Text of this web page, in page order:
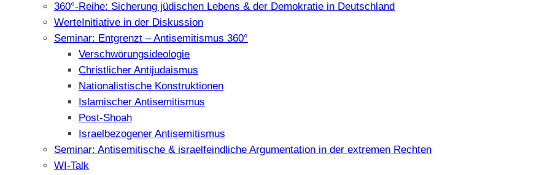
360°-Reihe: Sicherung jüdischen Lebens & der Demokratie in Deutschland
WerteInitiative in der Diskussion
Seminar: Entgrenzt – Antisemitismus 360°
Verschwörungsideologie
Christlicher Antijudaismus
Nationalistische Konstruktionen
Islamischer Antisemitismus
Post-Shoah
Israelbezogener Antisemitismus
Seminar: Antisemitische & israelfeindliche Argumentation in der extremen Rechten
WI-Talk